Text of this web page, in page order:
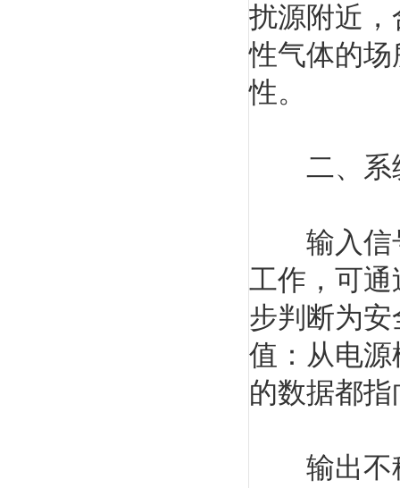
扰源附近
性气体的
性。
二、系
输入信号
工作，可
步判断为
值：从电
的数据都
输出不稳